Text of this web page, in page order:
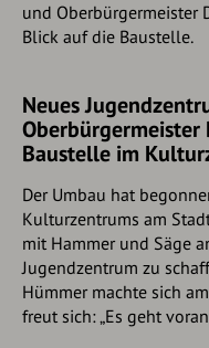
und Oberbürgermeister
Blick auf die Baustelle.
Neues
Oberbürgermeister
Baustelle im
Der Umbau hat
Kulturzentrums am
mit Hammer und Säge
Jugendzentrum zu
Hümmer machte sich
freut sich: „Es geht